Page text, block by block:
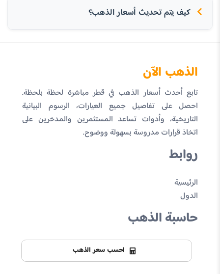
كيف يتم تحديث أسعار الذهب؟
الذهب الآن
تابع أحدث أسعار الذهب في قطر مباشرة لحظة بلحظة.
احصل على تفاصيل جميع العيارات، الرسوم البيانية
التاريخية، وأدوات تساعد المستثمرين والمدخرين على
اتخاذ قرارات مدروسة بسهولة ووضوح.
روابط
الرئيسية
الدول
حاسبة الذهب
احسب سعر الذهب